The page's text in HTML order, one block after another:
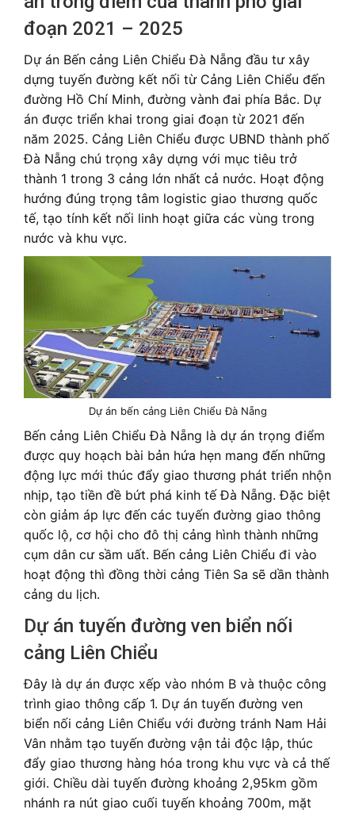
đoạn 2021 – 2025
Dự án Bến cảng Liên Chiểu Đà Nẵng đầu tư xây
dựng tuyến đường kết nối từ Cảng Liên Chiểu đến
đường Hồ Chí Minh, đường vành đai phía Bắc. Dự
án được triển khai trong giai đoạn từ 2021 đến
năm 2025. Cảng Liên Chiểu được UBND thành phố
Đà Nẵng chú trọng xây dựng với mục tiêu trở
thành 1 trong 3 cảng lớn nhất cả nước. Hoạt động
hướng đúng trọng tâm logistic giao thương quốc
tế, tạo tính kết nối linh hoạt giữa các vùng trong
nước và khu vực.
Dự án bến cảng Liên Chiểu Đà Nẵng
Bến cảng Liên Chiểu Đà Nẵng là dự án trọng điểm
được quy hoạch bài bản hứa hẹn mang đến những
động lực mới thúc đẩy giao thương phát triển nhộn
nhịp, tạo tiền đề bứt phá kinh tế Đà Nẵng. Đặc biệt
còn giảm áp lực đến các tuyến đường giao thông
quốc lộ, cơ hội cho đô thị cảng hình thành những
cụm dân cư sầm uất. Bến cảng Liên Chiểu đi vào
hoạt động thì đồng thời cảng Tiên Sa sẽ dần thành
cảng du lịch.
Dự án tuyến đường ven biển nối
cảng Liên Chiểu
Đây là dự án được xếp vào nhóm B và thuộc công
trình giao thông cấp 1. Dự án tuyến đường ven
biển nối cảng Liên Chiểu với đường tránh Nam Hải
Vân nhằm tạo tuyến đường vận tải độc lập, thúc
đẩy giao thương hàng hóa trong khu vực và cả thế
giới. Chiều dài tuyến đường khoảng 2,95km gồm
nhánh ra nút giao cuối tuyến khoảng 700m, mặt